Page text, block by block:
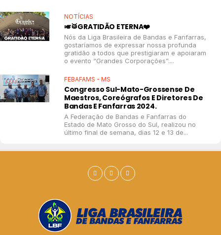
NOTÍCIAS
🎺🥁GRATIDÃO ETERNA❤️
Nós da Liga Brasileira de Bandas e Fanfarras,
gostaríamos de expressar nossa profunda
gratidão a todos que prestigiaram e apoiaram
o evento “Grandes Corporações”....
FEBAFAMS - MS
Congresso Sul-Mato-Grossense De
Maestros, Coreógrafos E Diretores De
Bandas E Fanfarras 2024.
A Federação de Bandas e Fanfarras do
Estado de Mato Grosso do Sul, realizou no
último final de semana, dias 12 e 13 de...